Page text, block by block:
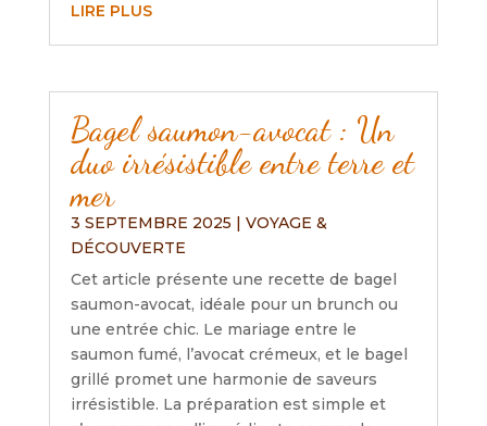
LIRE PLUS
Bagel saumon-avocat : Un
duo irrésistible entre terre et
mer
3 SEPTEMBRE 2025 | VOYAGE &
DÉCOUVERTE
Cet article présente une recette de bagel
saumon-avocat, idéale pour un brunch ou
une entrée chic. Le mariage entre le
saumon fumé, l’avocat crémeux, et le bagel
grillé promet une harmonie de saveurs
irrésistible. La préparation est simple et